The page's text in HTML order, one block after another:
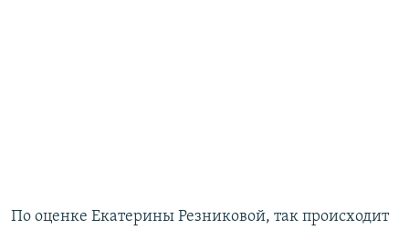
По оценке Екатерины Резниковой, так происходит